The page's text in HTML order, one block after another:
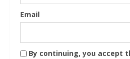
Email
By continuing, you accept